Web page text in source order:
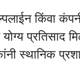
किंवा
प्रतिसाद
स्थानिक